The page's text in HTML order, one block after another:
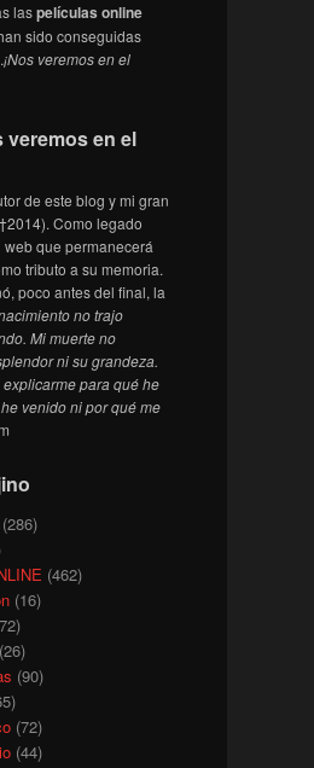
laspelículas online
sido conseguidas
¡Nos veremos en el
veremos en el
de este blog y mi gran
Como legado
que permanecerá
tributo a su memoria.
poco antes del final, la
no trajo
Mi muerte no
ni su grandeza.
para qué he
venido ni por qué me
(286)
(462)
(16)
(90)
(72)
(44)